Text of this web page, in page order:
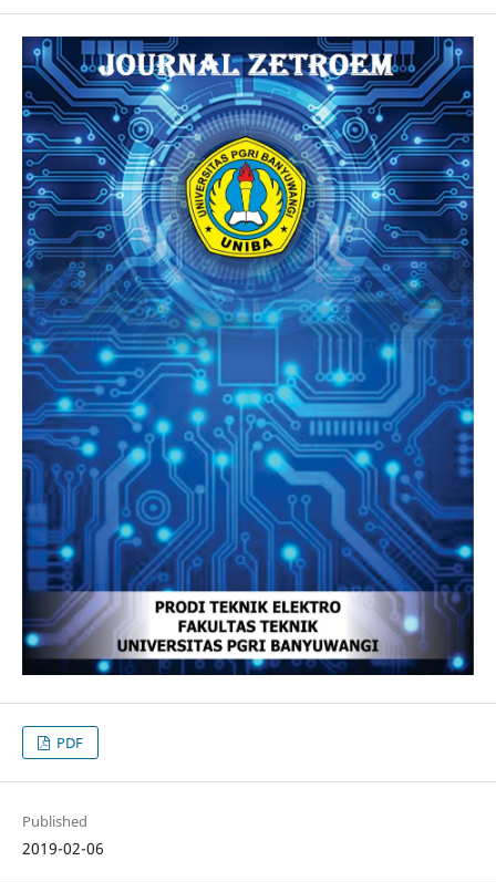
PDF
Published
2019-02-06